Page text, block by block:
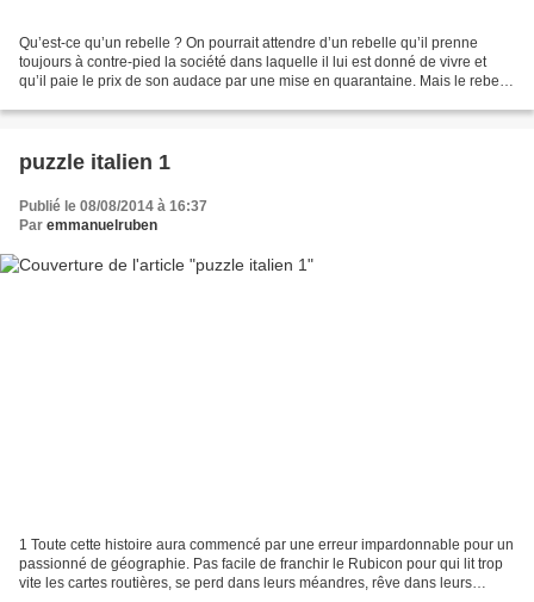
Qu’est-ce qu’un rebelle ? On pourrait attendre d’un rebelle qu’il prenne
toujours à contre-pied la société dans laquelle il lui est donné de vivre et
qu’il paie le prix de son audace par une mise en quarantaine. Mais le rebelle
puzzle italien 1
Publié le 08/08/2014 à 16:37
Par emmanuelruben
1 Toute cette histoire aura commencé par une erreur impardonnable pour un
passionné de géographie. Pas facile de franchir le Rubicon pour qui lit trop
vite les cartes routières, se perd dans leurs méandres, rêve dans leurs